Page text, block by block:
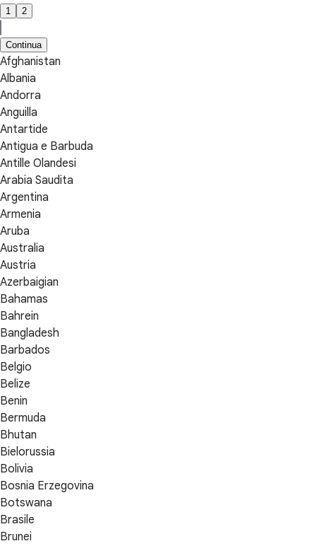
1 2
Continua
Afghanistan
Albania
Andorra
Anguilla
Antartide
Antigua e Barbuda
Antille Olandesi
Arabia Saudita
Argentina
Armenia
Aruba
Australia
Austria
Azerbaigian
Bahamas
Bahrein
Bangladesh
Barbados
Belgio
Belize
Benin
Bermuda
Bhutan
Bielorussia
Bolivia
Bosnia Erzegovina
Botswana
Brasile
Brunei